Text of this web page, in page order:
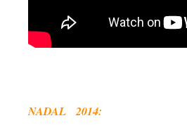
NADAL 2014: